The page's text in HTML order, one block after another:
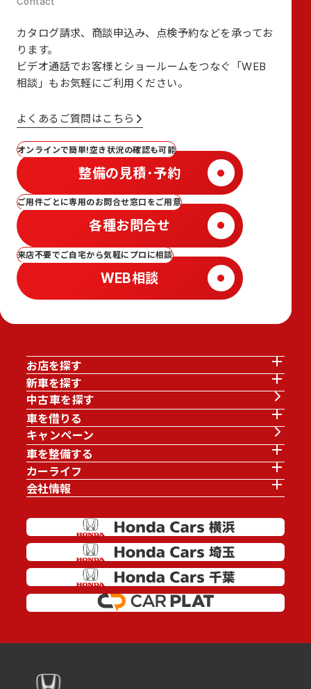
カタログ請求、商談申込み、点検予約などを承ってお
ります。
ビデオ通話でお客様とショールームをつなぐ
「WEB
相談」も お気軽にご利用ください。
よくあるご質問はこちら
オンラインで簡単!空き状況の確認も可能
整備の見積･予約
ご用件ごとに専用のお問合せ窓口をご用意
各種お問合せ
来店不要でご自宅から気軽にプロに相談
WEB相談
お店を探す
新車を探す
中古車を探す
車を借りる
キャンペーン
車を整備する
カーライフ
会社情報